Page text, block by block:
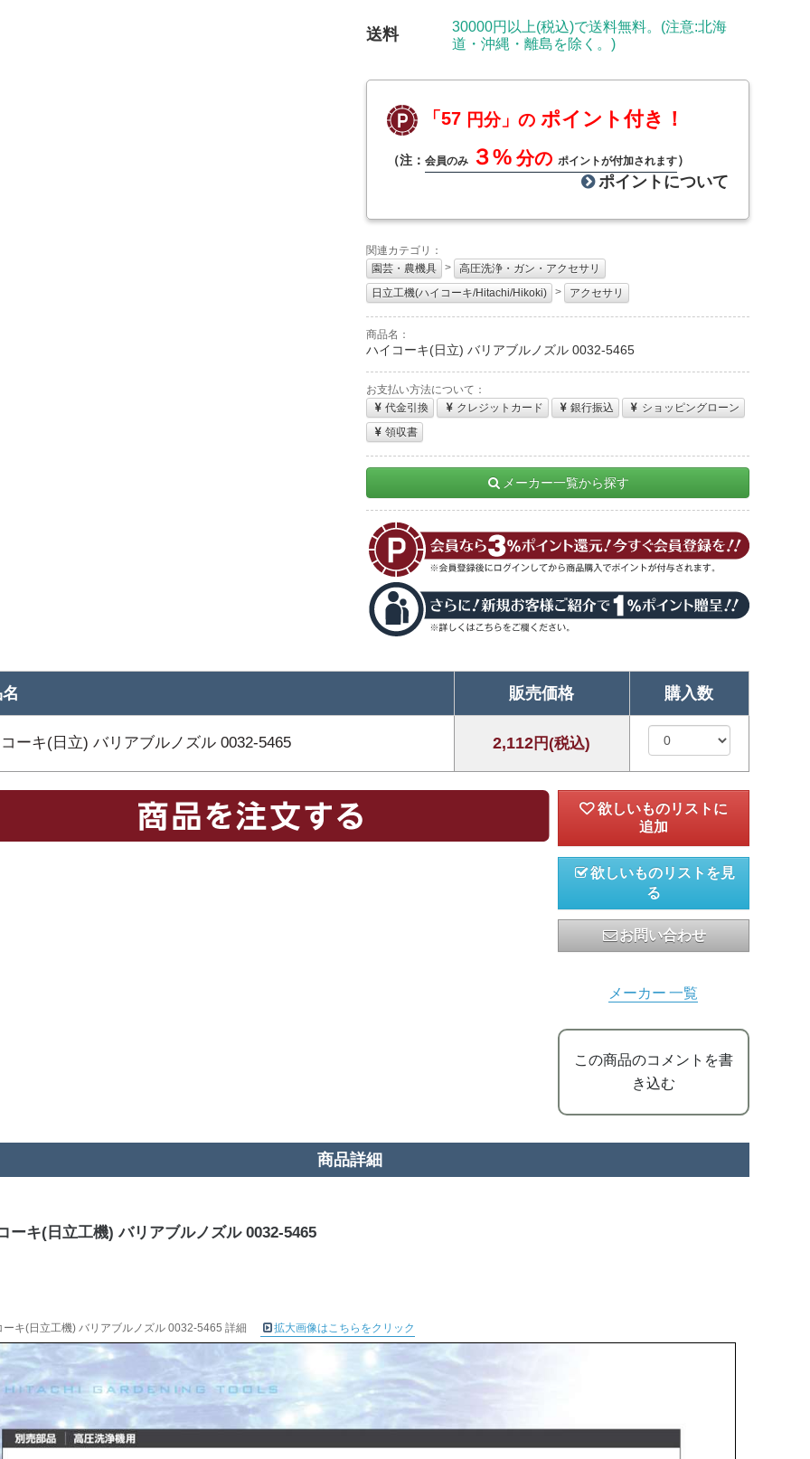
送料
30000円以上(税込)で送料無料。(注意:北海
道・沖縄・離島を除く。)
「57 円分」のポイント付き！
（注： 会員のみ ３% 分のポイントが付加されます）
ポイントについて
関連カテゴリ：
園芸・農機具
>
高圧洗浄・ガン・アクセサリ
日立工機(ハイコーキ/Hitachi/Hikoki)
> アクセサリ
商品名：
ハイコーキ(日立) バリアブルノズル 0032-5465
お支払い方法について：
代金引換
クレジットカード 銀行振込
ショッピングローン
領収書
メーカー一覧から探す
販売価格 購入数
ーキ(日立) バリアブルノズル 0032-5465 2,112円(税込)
欲しいものリストを見
る
お問い合わせ
メーカー 一覧
この商品のコメントを書
き込む
商品詳細
ーキ(日立工機) バリアブルノズル 0032-5465
ーキ(日立工機) バリアブルノズル 0032-5465 詳細 拡大画像はこちらをクリック